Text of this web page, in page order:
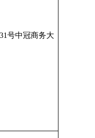
号中冠商务大